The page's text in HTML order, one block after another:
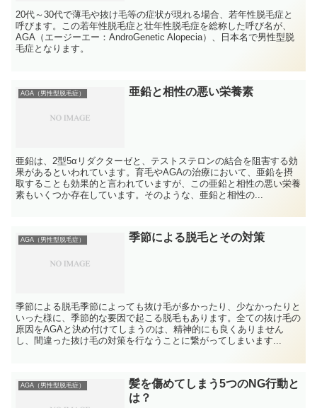
20代～30代で薄毛や抜け毛等の症状が現れる場合、若年性脱毛症と
呼びます。この若年性脱毛症と壮年性脱毛症を総称した呼び名が、
AGA（エージーエー：AndroGenetic Alopecia）、日本名で男性型脱
毛症となります。
AGA（男性型脱毛症） 亜鉛と相性の悪い栄養素
亜鉛は、2型5αリダクターゼと、テストステロンの結合を阻害する効
果があるといわれています。育毛やAGAの治療において、亜鉛を摂
取することも効果的と言われていますが、この亜鉛と相性の悪い栄養
素もいくつか存在しています。そのような、亜鉛と相性の...
AGA（男性型脱毛症） 季節による脱毛とその対策
季節による脱毛季節によっても抜け毛が多かったり、少なかったりと
いった様に、季節的な要因で起こる脱毛もあります。全ての抜け毛の
原因をAGAと決め付けてしまうのは、精神的にも良くありません
し、間違った抜け毛の対策を行なうことに繋がってしまいます...
AGA（男性型脱毛症）
髪を傷めてしまう5つのNG行動と
は？